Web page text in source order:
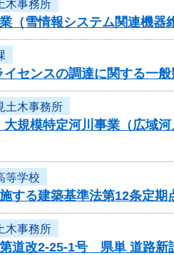
木事務所
（雪情報システム関連機
センスの調達に関する一般
土木事務所
模特定河川事業（広域河
等学校
する建築基準法第12条定
木事務所
道改2-25-1号 県単 道路新